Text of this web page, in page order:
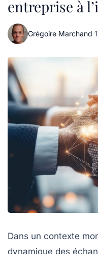
entreprise à
Grégoire Marchand·
Dans un contexte
dynamique des